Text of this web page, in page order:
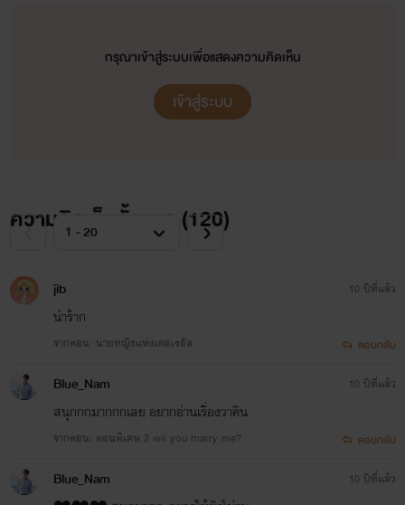
กรุณาเข้าสู่ระบบเพื่อแสดงความคิดเห็น
เข้าสู่ระบบ
ความคิดเห็นทั้งหมด (120)
jib
น่าร้าก
จากตอน: นายหญิงแห่งเดอเรอัล
10 ปีที่แล้ว
ตอบกลับ
Blue_Nam
สนุกกกมากกกเลย อยากอ่านเรื่องวาคิน
จากตอน: ตอนพิเศษ 2 wii you marry me?
10 ปีที่แล้ว
ตอบกลับ
Blue_Nam 10 ปีที่แล้ว